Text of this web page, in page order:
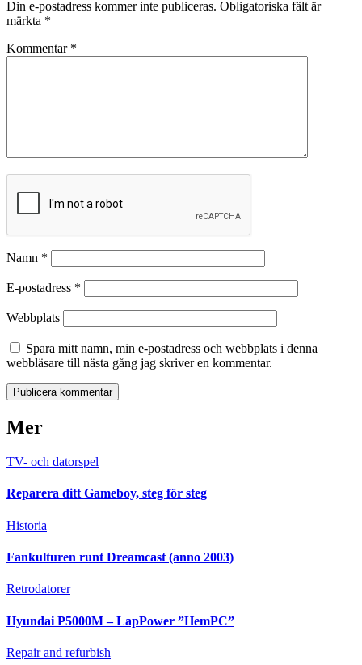
Din e-postadress kommer inte publiceras. Obligatoriska fält är
märkta *
Kommentar *
Namn *
E-postadress *
Webbplats
Spara mitt namn, min e-postadress och webbplats i denna
webbläsare till nästa gång jag skriver en kommentar.
Mer
TV- och datorspel
Reparera ditt Gameboy, steg för steg
Historia
Fankulturen runt Dreamcast (anno 2003)
Retrodatorer
Hyundai P5000M – LapPower ”HemPC”
Repair and refurbish